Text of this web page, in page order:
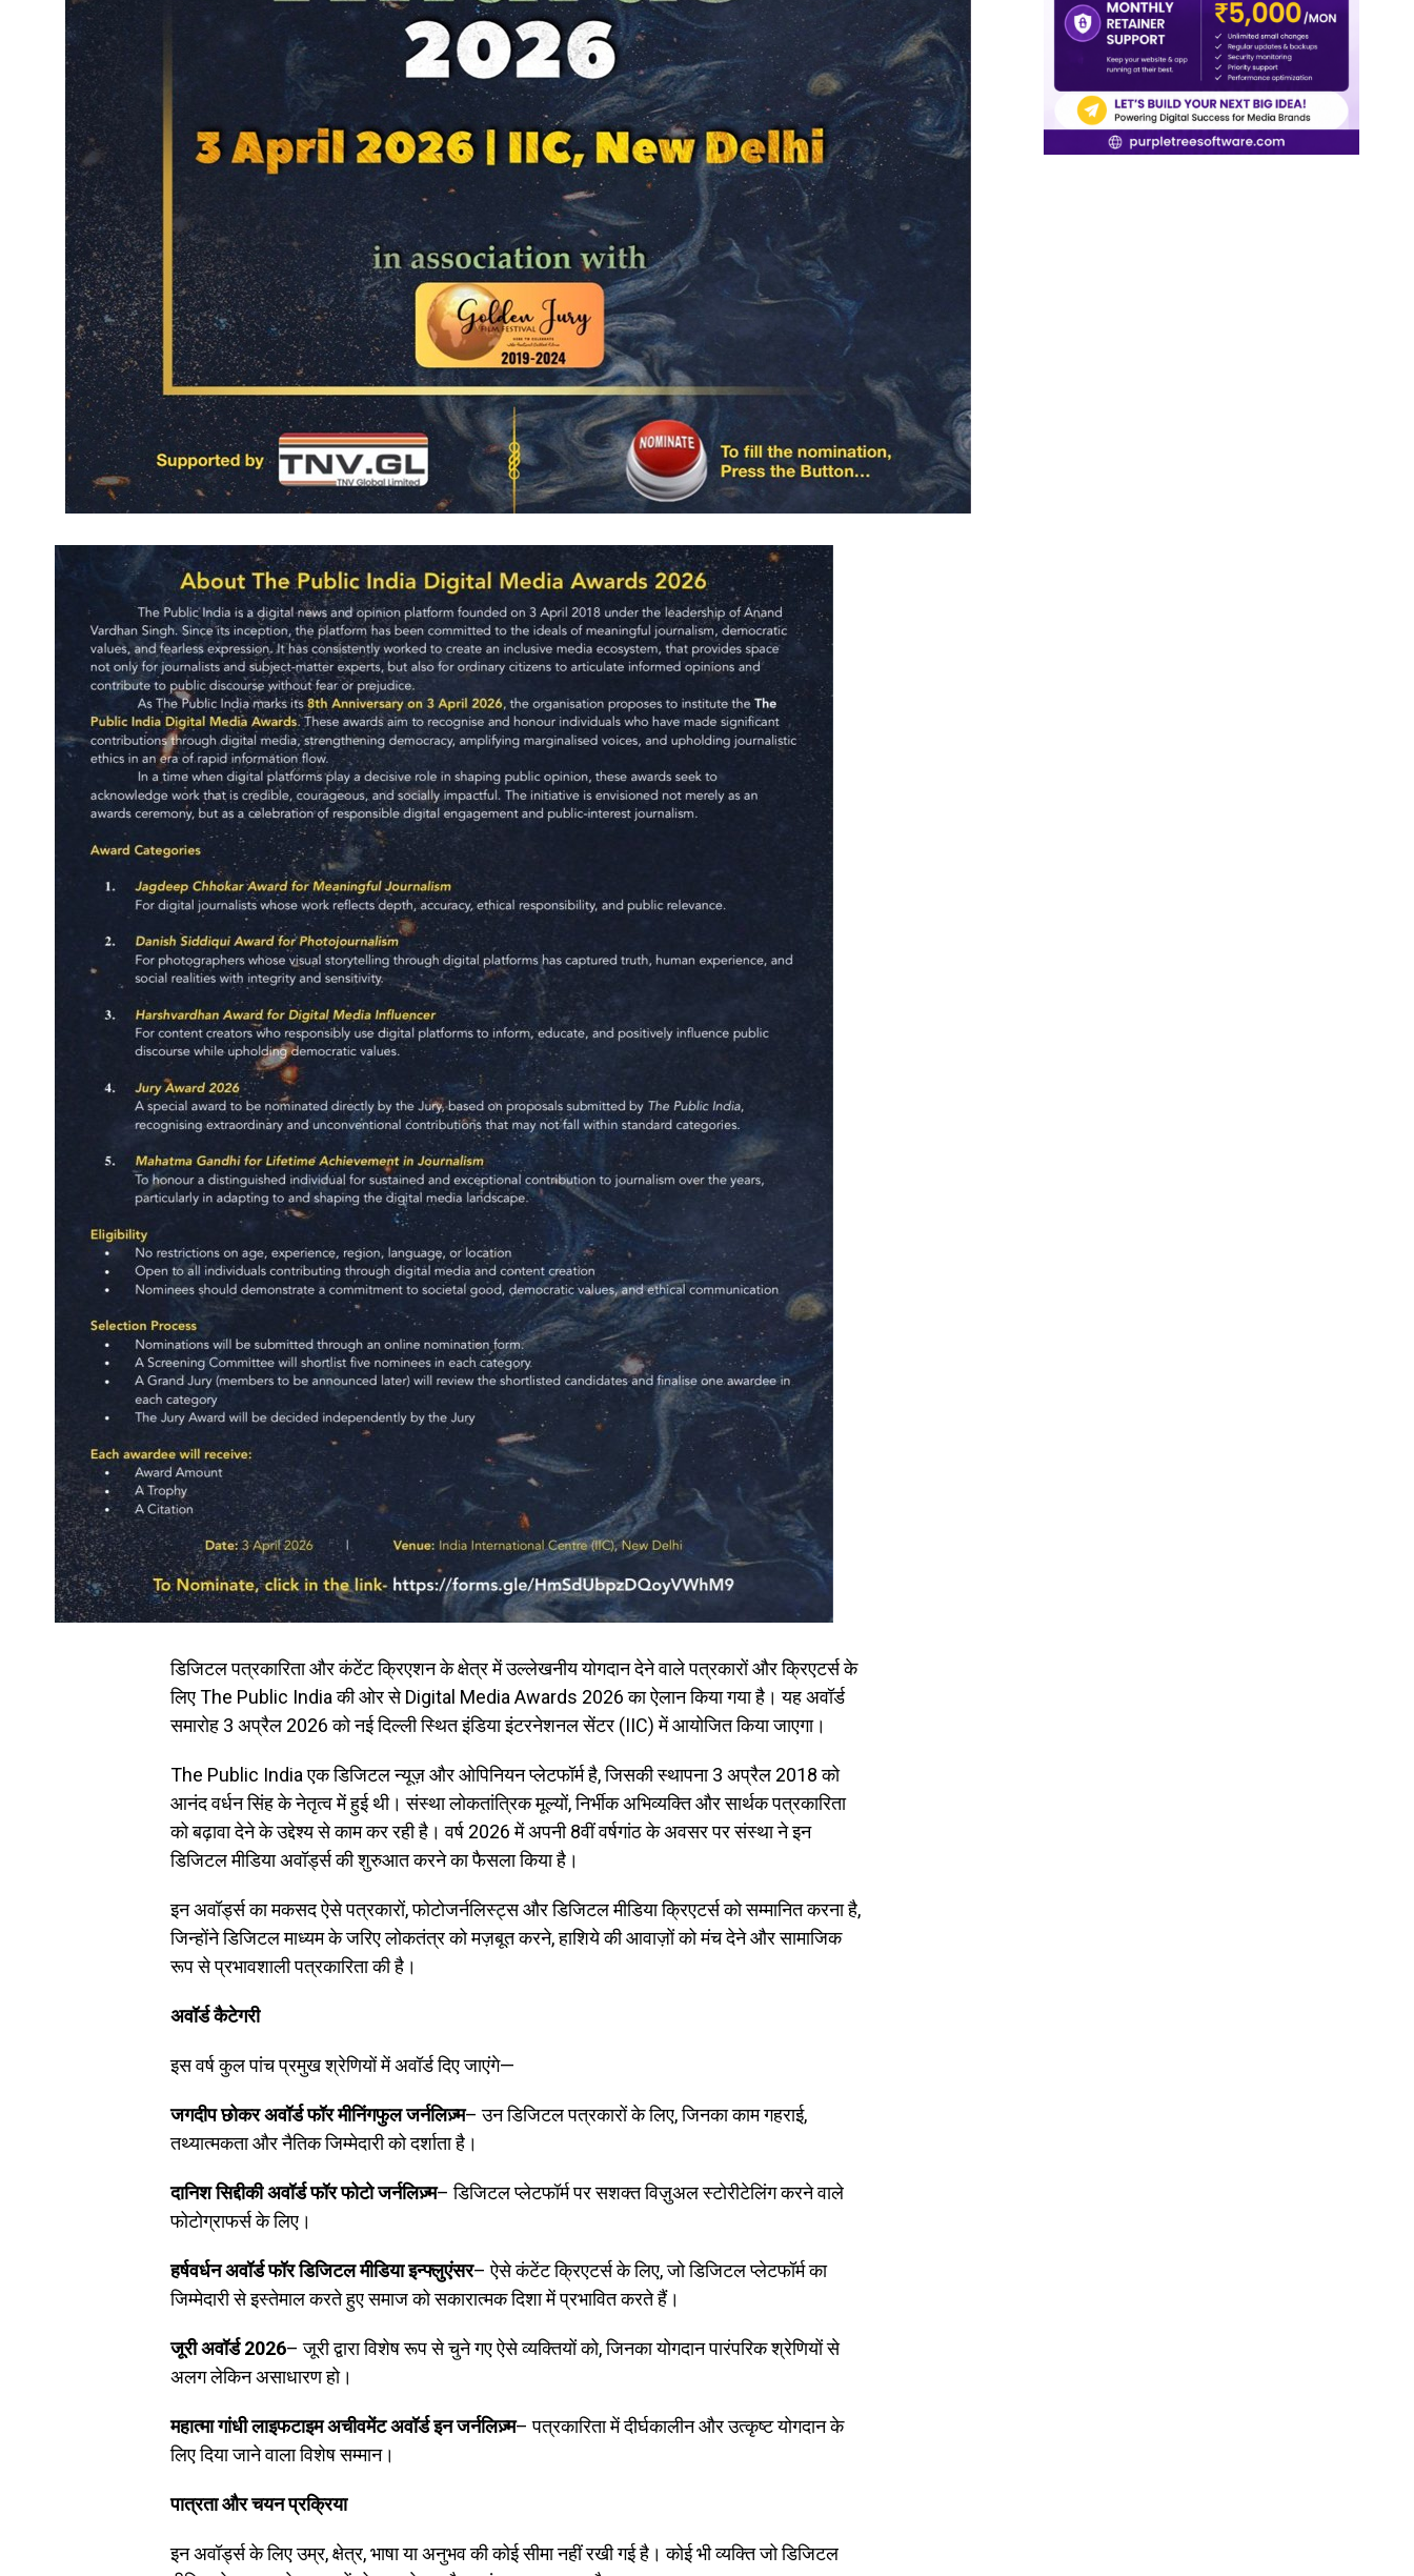
डिजिटल पत्रकारिता और कंटेंट क्रिएशन के क्षेत्र में उल्लेखनीय योगदान देने वाले पत्रकारों और क्रिएटर्स के
लिए The Public India की ओर से Digital Media Awards 2026 का ऐलान किया गया है। यह अवॉर्ड
समारोह 3 अप्रैल 2026 को नई दिल्ली स्थित इंडिया इंटरनेशनल सेंटर (IIC) में आयोजित किया जाएगा।
The Public India एक डिजिटल न्यूज़ और ओपिनियन प्लेटफॉर्म है, जिसकी स्थापना 3 अप्रैल 2018 को
आनंद वर्धन सिंह के नेतृत्व में हुई थी। संस्था लोकतांत्रिक मूल्यों, निर्भीक अभिव्यक्ति और सार्थक पत्रकारिता
को बढ़ावा देने के उद्देश्य से काम कर रही है। वर्ष 2026 में अपनी 8वीं वर्षगांठ के अवसर पर संस्था ने इन
डिजिटल मीडिया अवॉर्ड्स की शुरुआत करने का फैसला किया है।
इन अवॉर्ड्स का मकसद ऐसे पत्रकारों, फोटोजर्नलिस्ट्स और डिजिटल मीडिया क्रिएटर्स को सम्मानित करना है,
जिन्होंने डिजिटल माध्यम के जरिए लोकतंत्र को मज़बूत करने, हाशिये की आवाज़ों को मंच देने और सामाजिक
रूप से प्रभावशाली पत्रकारिता की है।
अवॉर्ड कैटेगरी
इस वर्ष कुल पांच प्रमुख श्रेणियों में अवॉर्ड दिए जाएंगे—
जगदीप छोकर अवॉर्ड फॉर मीनिंगफुल जर्नलिज़्म– उन डिजिटल पत्रकारों के लिए, जिनका काम गहराई,
तथ्यात्मकता और नैतिक जिम्मेदारी को दर्शाता है।
दानिश सिद्दीकी अवॉर्ड फॉर फोटो जर्नलिज़्म– डिजिटल प्लेटफॉर्म पर सशक्त विज़ुअल स्टोरीटेलिंग करने वाले
फोटोग्राफर्स के लिए।
हर्षवर्धन अवॉर्ड फॉर डिजिटल मीडिया इन्फ्लुएंसर– ऐसे कंटेंट क्रिएटर्स के लिए, जो डिजिटल प्लेटफॉर्म का
जिम्मेदारी से इस्तेमाल करते हुए समाज को सकारात्मक दिशा में प्रभावित करते हैं।
जूरी अवॉर्ड 2026– जूरी द्वारा विशेष रूप से चुने गए ऐसे व्यक्तियों को, जिनका योगदान पारंपरिक श्रेणियों से
अलग लेकिन असाधारण हो।
महात्मा गांधी लाइफटाइम अचीवमेंट अवॉर्ड इन जर्नलिज़्म– पत्रकारिता में दीर्घकालीन और उत्कृष्ट योगदान के
लिए दिया जाने वाला विशेष सम्मान।
पात्रता और चयन प्रक्रिया
इन अवॉर्ड्स के लिए उम्र, क्षेत्र, भाषा या अनुभव की कोई सीमा नहीं रखी गई है। कोई भी व्यक्ति जो डिजिटल